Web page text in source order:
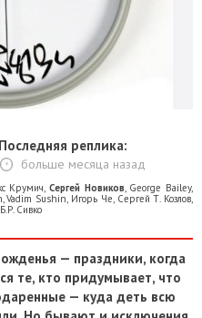
Последняя реплика:
больше месяца назад
Крумич ,Сергей Новиков George Bailey,
,Vadim Sushin Игорь Че Сергей Т. Козлов
Б.Р. Сивко
— праздники, когда
те, кто придумывает, что
— куда деть всю